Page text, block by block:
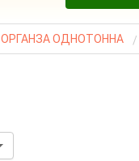
ОРГАНЗА ОДНОТОННА